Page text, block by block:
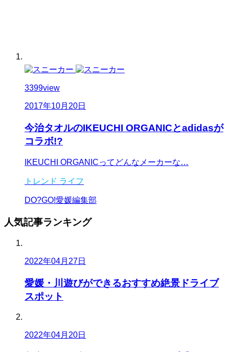
3399view
2017年10月20日
今治タオルのIKEUCHI ORGANICとadidasが
コラボ!?
IKEUCHI ORGANICってどんなメーカーな…
トレンド ライフ
DO?GO!愛媛編集部
人気記事ランキング
2022年04月27日
愛媛・川遊びができるおすすめ絶景ドライブ
スポット
2022年04月20日